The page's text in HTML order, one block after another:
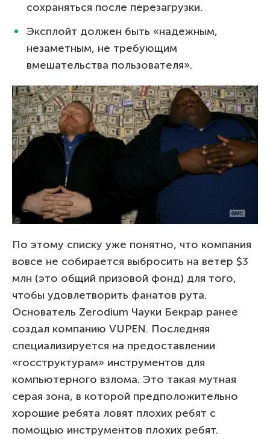
сохраняться после перезагрузки.
Эксплойт должен быть «надежным,
незаметным, не требующим
вмешательства пользователя».
По этому списку уже понятно, что компания
вовсе не собирается выбросить на ветер $3
млн (это общий призовой фонд) для того,
чтобы удовлетворить фанатов рута.
Основатель Zerodium Чауки Бекрар ранее
создал компанию VUPEN. Последняя
специализируется на предоставлении
«госструктурам» инструментов для
компьютерного взлома. Это такая мутная
серая зона, в которой предположительно
хорошие ребята ловят плохих ребят с
помощью инструментов плохих ребят.